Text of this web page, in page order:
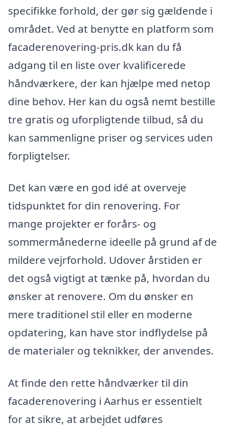
specifikke forhold, der gør sig gældende i
området. Ved at benytte en platform som
facaderenovering-pris.dk kan du få
adgang til en liste over kvalificerede
håndværkere, der kan hjælpe med netop
dine behov. Her kan du også nemt bestille
tre gratis og uforpligtende tilbud, så du
kan sammenligne priser og services uden
forpligtelser.
Det kan være en god idé at overveje
tidspunktet for din renovering. For
mange projekter er forårs- og
sommermånederne ideelle på grund af de
mildere vejrforhold. Udover årstiden er
det også vigtigt at tænke på, hvordan du
ønsker at renovere. Om du ønsker en
mere traditionel stil eller en moderne
opdatering, kan have stor indflydelse på
de materialer og teknikker, der anvendes.
At finde den rette håndværker til din
facaderenovering i Aarhus er essentielt
for at sikre, at arbejdet udføres